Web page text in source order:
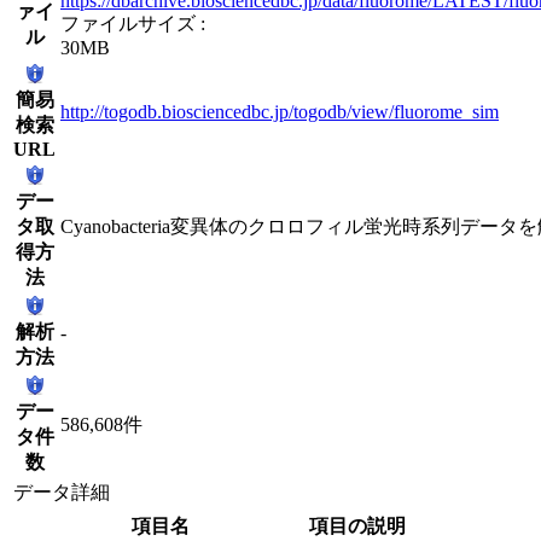
ァイ
ル
ファイルサイズ :
30MB
簡易
検索
URL
http://togodb.biosciencedbc.jp/togodb/view/fluorome_sim
デー
タ取
得方
法
Cyanobacteria変異体のクロロフィル蛍光時系列データ
解析
方法
-
デー
タ件
数
586,608件
データ詳細
項目名
項目の説明